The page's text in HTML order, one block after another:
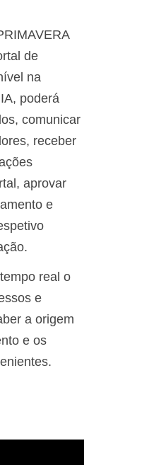
de
na
poderá
comunicar
receber
aprovar
e
real o
e
a origem
e os